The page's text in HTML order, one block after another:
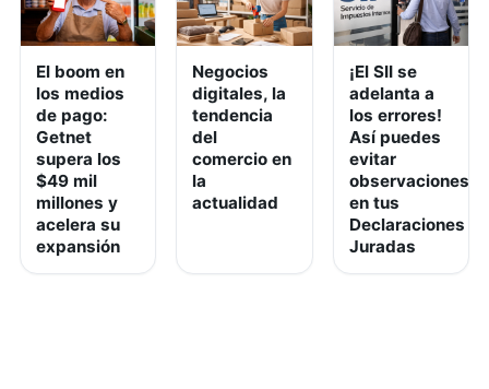
El boom en
los medios
de pago:
Getnet
supera los
$49 mil
millones y
acelera su
expansión
Negocios
digitales, la
tendencia
del
comercio en
la
actualidad
¡El SII se
adelanta a
los errores!
Así puedes
evitar
observaciones
en tus
Declaraciones
Juradas